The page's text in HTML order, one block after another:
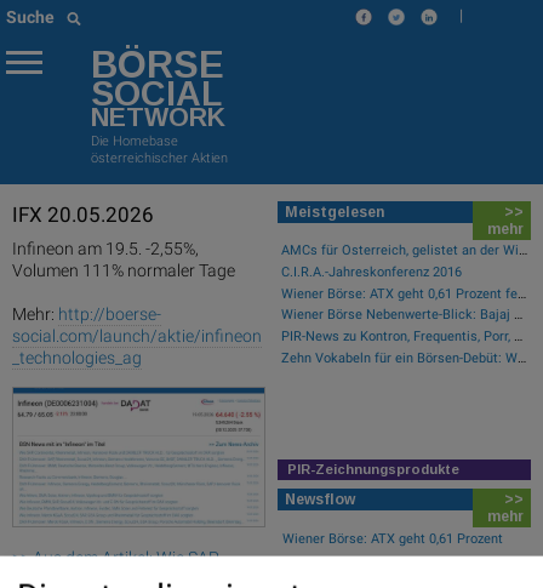
Suche |
BÖRSE
SOCIAL
NETWORK
Die Homebase
österreichischer Aktien
IFX 20.05.2026
Infineon am 19.5. -2,55%,
Volumen 111% normaler Tage
Mehr: http://boerse-
social.com/launch/aktie/infineon
_technologies_ag
>> Aus dem Artikel: Wie SAP,
Continental, Rheinmetall,
Meistgelesen
>>
mehr
AMCs für Österreich, gelistet an der Wiener Börse
C.I.R.A.-Jahreskonferenz 2016
Wiener Börse: ATX geht 0,61 Prozent fester aus der Donnerstag-Sitzung
Wiener Börse Nebenwerte-Blick: Bajaj Mobility steigt bei hohen Umsätzen mehr als 10 Prozent
PIR-News zu Kontron, Frequentis, Porr, BKS, Research zu Erste Group, Verbund (Christine Petzwinkler)
Zehn Vokabeln für ein Börsen-Debüt: Wie Asta sein Geschäftsmodell erklärt (Podcast)
PIR-Zeichnungsprodukte
Newsflow
>>
mehr
Wiener Börse: ATX geht 0,61 Prozent